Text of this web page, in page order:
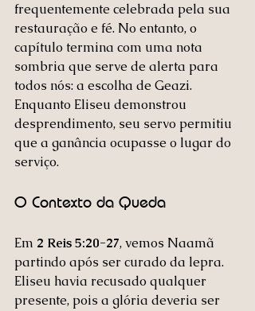
frequentemente celebrada pela sua
restauração e fé. No entanto, o
capítulo termina com uma nota
sombria que serve de alerta para
todos nós: a escolha de Geazi.
Enquanto Eliseu demonstrou
desprendimento, seu servo permitiu
que a ganância ocupasse o lugar do
serviço.
O Contexto da Queda
Em 2 Reis 5:20-27, vemos Naamã
partindo após ser curado da lepra.
Eliseu havia recusado qualquer
presente, pois a glória deveria ser